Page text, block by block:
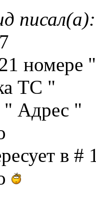
писал(а):
номере
ТС "
Адрес "
в #